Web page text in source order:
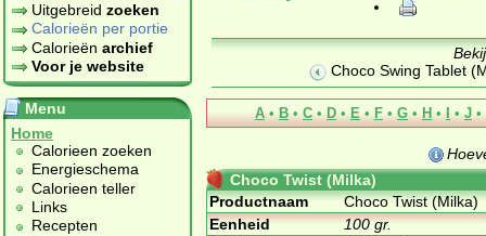
Uitgebreid zoeken
Calorieën per portie
Calorieën archief
Voor je website
Menu
Home
Calorieen zoeken
Energieschema
Calorieen teller
Links
Recepten
Choco Swing Tablet
A • B • C • D • E • F • G • H • I • J •
Choco Twist (Milka)
Productnaam
Choco Twist (Milka)
Eenheid
100 gr.